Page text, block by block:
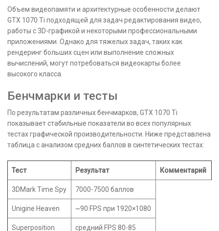
Объем видеопамяти и архитектурные особенности делают
GTX 1070 Ti подходящей для задач редактирования видео,
работы с 3D-графикой и некоторыми профессиональными
приложениями. Однако для тяжелых задач, таких как
рендеринг больших сцен или выполнение сложных
вычислений, могут потребоваться видеокарты более
высокого класса.
Бенчмарки и тесты
По результатам различных бенчмарков, GTX 1070 Ti
показывает стабильные показатели во всех популярных
тестах графической производительности. Ниже представлена
таблица с анализом средних баллов в синтетических тестах:
Тест Результат Комментарий
3DMark Time Spy 7000-7500 баллов
Unigine Heaven ~90 FPS при 1920×1080
Superposition средний FPS 80-85